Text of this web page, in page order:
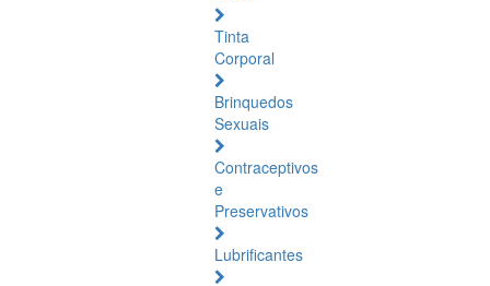
Tinta
Corporal
Brinquedos
Sexuais
Contraceptivos
e
Preservativos
Lubrificantes